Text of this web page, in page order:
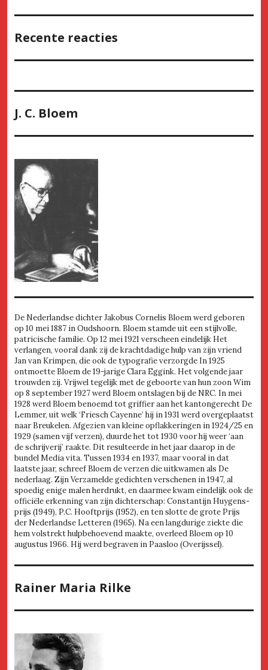
Recente reacties
J. C. Bloem
De Nederlandse dichter Jakobus Cornelis Bloem werd geboren
op 10 mei 1887 in Oudshoorn. Bloem stamde uit een stijlvolle,
patricische familie. Op 12 mei 1921 verscheen eindelijk Het
verlangen, vooral dank zij de krachtdadige hulp van zijn vriend
Jan van Krimpen, die ook de typografie verzorgde In 1925
ontmoette Bloem de 19-jarige Clara Eggink. Het volgende jaar
trouwden zij. Vrijwel tegelijk met de geboorte van hun zoon Wim
op 8 september 1927 werd Bloem ontslagen bij de NRC. In mei
1928 werd Bloem benoemd tot griffier aan het kantongerecht De
Lemmer, uit welk ‘Friesch Cayenne’ hij in 1931 werd overgeplaatst
naar Breukelen. Afgezien van kleine opflakkeringen in 1924/25 en
1929 (samen vijf verzen), duurde het tot 1930 voor hij weer ‘aan
de schrijverij’ raakte. Dit resulteerde in het jaar daarop in de
bundel Media vita. Tussen 1934 en 1937, maar vooral in dat
laatste jaar, schreef Bloem de verzen die uitkwamen als De
nederlaag. Zijn Verzamelde gedichten verschenen in 1947, al
spoedig enige malen herdrukt, en daarmee kwam eindelijk ook de
officiële erkenning van zijn dichterschap: Constantijn Huygens-
prijs (1949), P.C. Hooftprijs (1952), en ten slotte de grote Prijs
der Nederlandse Letteren (1965). Na een langdurige ziekte die
hem volstrekt hulpbehoevend maakte, overleed Bloem op 10
augustus 1966. Hij werd begraven in Paasloo (Overijssel).
Rainer Maria Rilke